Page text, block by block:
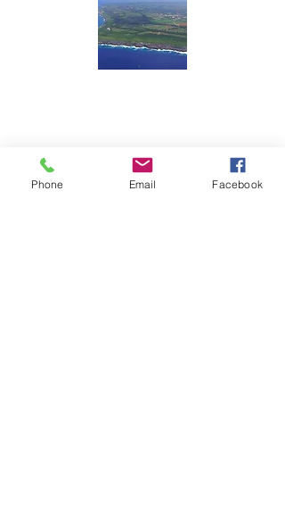
TEL：09802-2-2815
FAX：09802-2-2815（電話共用）
Phone Email Facebook